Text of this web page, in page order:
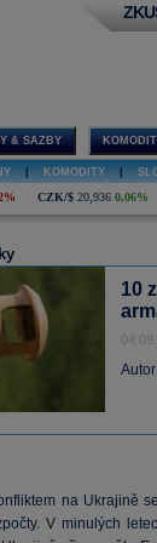
& SAZBY
KOMODITY
CZK/$ 20,936 0,06%
10
na Ukrajině
V minulých